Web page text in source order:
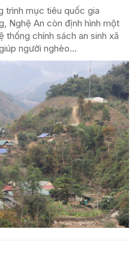
trình mục tiêu quốc gia
Nghệ An còn định hình một
thống chính sách an sinh xã
người nghèo...